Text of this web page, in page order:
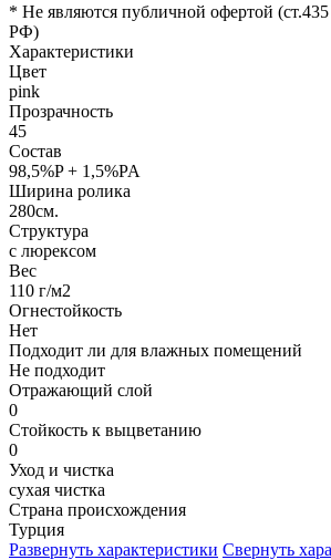
* Не являются публичной офертой
РФ)
Характеристики
Цвет
pink
Прозрачность
45
Состав
98,5%P + 1,5%PA
Ширина ролика
280см.
Структура
с люрексом
Вес
110 г/м2
Огнестойкость
Нет
Подходит ли для влажных помещений
Не подходит
Отражающий слой
0
Стойкость к выцветанию
0
Уход и чистка
сухая чистка
Страна происхождения
Турция
Развернуть характеристики Свернуть